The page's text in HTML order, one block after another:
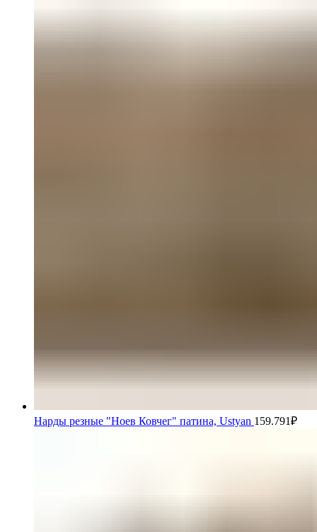
Нарды резные "Ноев Ковчег" патина, Ustyan 159.791₽